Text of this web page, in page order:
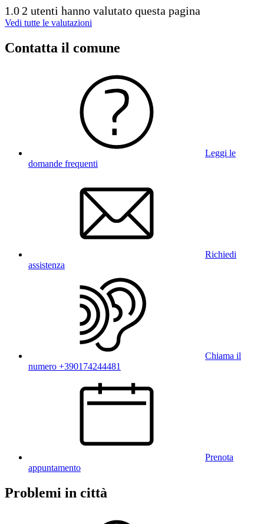
1.0 2 utenti hanno valutato questa pagina
Vedi tutte le valutazioni
Contatta il comune
Leggi le
domande frequenti
Richiedi
assistenza
Chiama il
numero +390174244481
Prenota
appuntamento
Problemi in città